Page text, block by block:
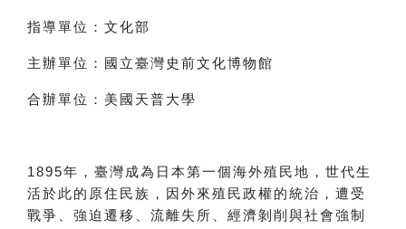
指導單位：文化部
主辦單位：國立臺灣史前文化博物館
合辦單位：美國天普大學
1895年，臺灣成為日本第一個海外殖民地，世代生
活於此的原住民族，因外來殖民政權的統治，遭受
戰爭、強迫遷移、流離失所、經濟剝削與社會強制